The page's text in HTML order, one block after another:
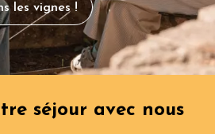
les vignes !
séjour avec nous